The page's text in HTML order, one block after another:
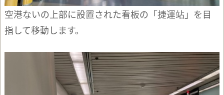
空港ないの上部に設置された看板の「捷運站」を目
指して移動します。